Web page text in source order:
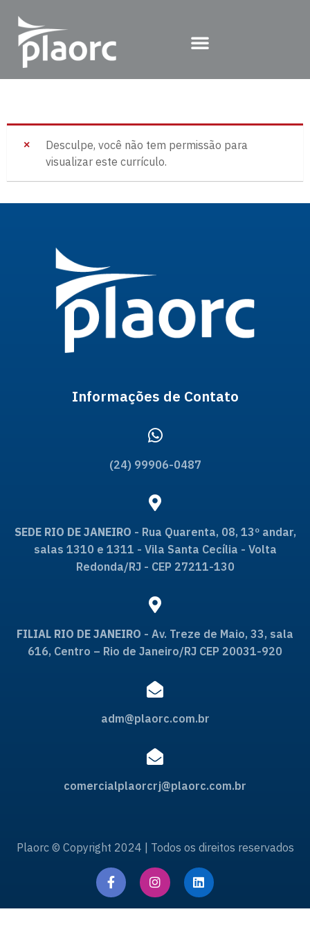
Desculpe, você não tem permissão para
visualizar este currículo.
Informações de Contato
(24) 99906-0487
SEDE RIO DE JANEIRO - Rua Quarenta, 08, 13º andar,
salas 1310 e 1311 - Vila Santa Cecília - Volta
Redonda/RJ - CEP 27211-130
FILIAL RIO DE JANEIRO - Av. Treze de Maio, 33, sala
616, Centro – Rio de Janeiro/RJ CEP 20031-920
adm@plaorc.com.br
comercialplaorcrj@plaorc.com.br
Plaorc © Copyright 2024 | Todos os direitos reservados